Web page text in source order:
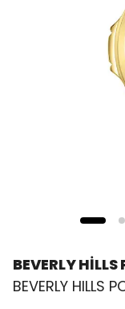
BEVERLY HİLLS
BEVERLY HILLS